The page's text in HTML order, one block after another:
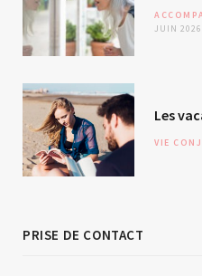
JUIN 2026
VIE
PRISE DE CONTACT